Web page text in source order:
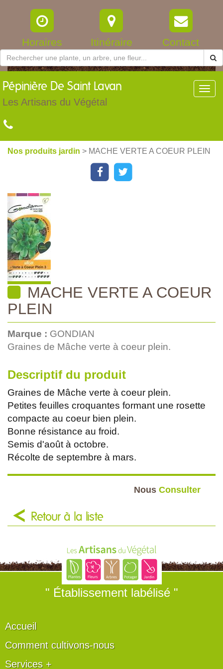
Horaires Itinéraire Contact
Pépinière De Saint Lavan
Les Artisans du Végétal
Nos produits jardin > MACHE VERTE A COEUR PLEIN
MACHE VERTE A COEUR
PLEIN
Marque : GONDIAN
Graines de Mâche verte à coeur plein.
Descriptif du produit
Graines de Mâche verte à coeur plein.
Petites feuilles croquantes formant une rosette
compacte au coeur bien plein.
Bonne résistance au froid.
Semis d'août à octobre.
Récolte de septembre à mars.
Nous Consulter
Retour à la liste
" Établissement labélisé "
Accueil
Comment cultivons-nous
Services +